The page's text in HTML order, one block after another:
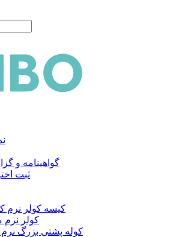
گواهینامه و
ثبت
کیسه کولر نرم
کولر نرم
کوله پشتی بزرگ نرم